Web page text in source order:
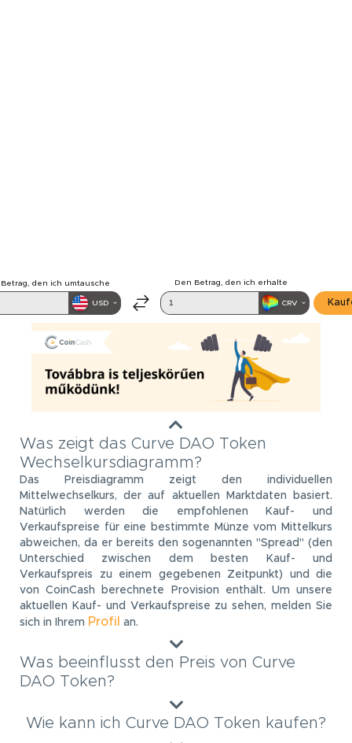
Was zeigt das Curve DAO Token
Wechselkursdiagramm?
Das Preisdiagramm zeigt den individuellen
Mittelwechselkurs, der auf aktuellen Marktdaten basiert.
Natürlich werden die empfohlenen Kauf- und
Verkaufspreise für eine bestimmte Münze vom Mittelkurs
abweichen, da er bereits den sogenannten "Spread" (den
Unterschied zwischen dem besten Kauf- und
Verkaufspreis zu einem gegebenen Zeitpunkt) und die
von CoinCash berechnete Provision enthält. Um unsere
aktuellen Kauf- und Verkaufspreise zu sehen, melden Sie
sich in Ihrem Profil an.
Was beeinflusst den Preis von Curve
DAO Token?
Wie kann ich Curve DAO Token kaufen?